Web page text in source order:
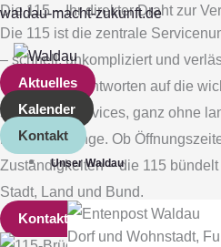
Zum
Inhalt
springen
waldau-macht-zukunft.de
Aktuelles
Kalender
Kontakt
Main
Menu
Unser Waldau
Dorf und Wohnstadt,
Die 115 – Ihr direkter Draht zur
Die 115 ist die zentrale
– schnell, unkompliziert und
Sie erhalten Antworten auf die
städtische Services, ganz ohne
Behördengänge. Ob
Zuständigkeiten – die 115
Stadt, Land und Bund.
Kontakt